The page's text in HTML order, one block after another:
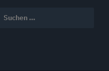
nach: